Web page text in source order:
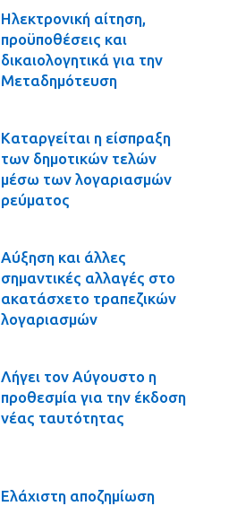
Ηλεκτρονική αίτηση,
προϋποθέσεις και
δικαιολογητικά για την
Μεταδημότευση
Καταργείται η είσπραξη
των δημοτικών τελών
μέσω των λογαριασμών
ρεύματος
Αύξηση και άλλες
σημαντικές αλλαγές στο
ακατάσχετο τραπεζικών
λογαριασμών
Λήγει τον Αύγουστο η
προθεσμία για την έκδοση
νέας ταυτότητας
Ελάχιστη αποζημίωση